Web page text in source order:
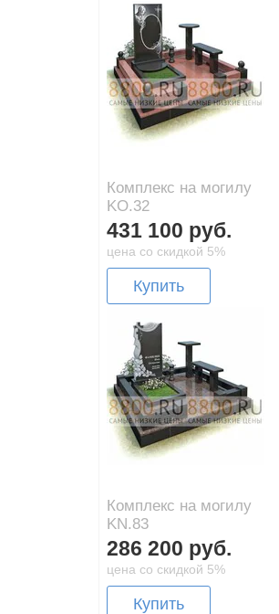
Комплекс на могилу
KO.32
431 100 руб.
цена со скидкой 5%
Купить
Комплекс на могилу
KN.83
286 200 руб.
цена со скидкой 5%
Купить